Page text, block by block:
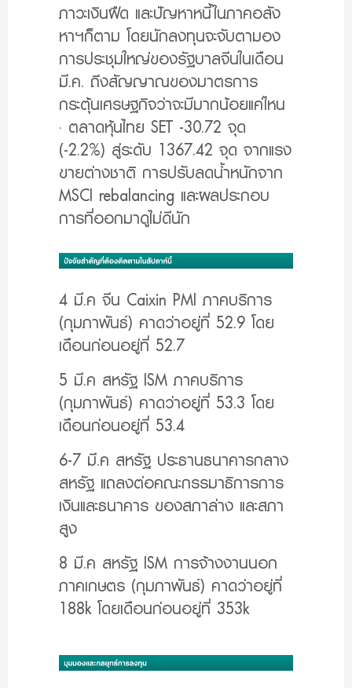
ภาวะเงินฝืด และปัญหาหนี้ในภาคอสัง
หาฯก็ตาม โดยนักลงทุนจะจับตามอง
การประชุมใหญ่ของรัฐบาลจีนในเดือน
มี.ค. ถึงสัญญาณของมาตรการ
กระตุ้นเศรษฐกิจว่าจะมีมากน้อยแค่ไหน
· ตลาดหุ้นไทย SET -30.72 จุด
(-2.2%) สู่ระดับ 1367.42 จุด จากแรง
ขายต่างชาติ การปรับลดน้ำหนักจาก
MSCI rebalancing และผลประกอบ
การที่ออกมาดูไม่ดีนัก
4 มี.ค จีน Caixin PMI ภาคบริการ
(กุมภาพันธ์) คาดว่าอยู่ที่ 52.9 โดย
เดือนก่อนอยู่ที่ 52.7
5 มี.ค สหรัฐ ISM ภาคบริการ
(กุมภาพันธ์) คาดว่าอยู่ที่ 53.3 โดย
เดือนก่อนอยู่ที่ 53.4
6-7 มี.ค สหรัฐ ประธานธนาคารกลาง
สหรัฐ แถลงต่อคณะกรรมาธิการการ
เงินและธนาคาร ของสภาล่าง และสภา
สูง
8 มี.ค สหรัฐ ISM การจ้างงานนอก
ภาคเกษตร (กุมภาพันธ์) คาดว่าอยู่ที่
188k โดยเดือนก่อนอยู่ที่ 353k